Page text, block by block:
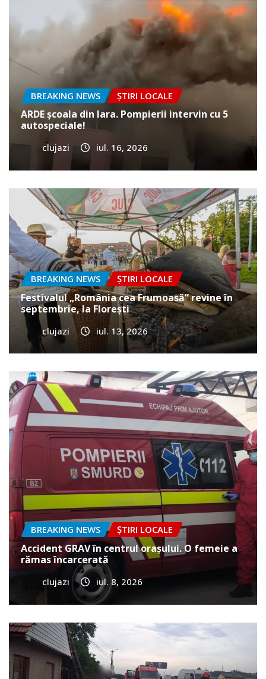
BREAKING NEWS ȘTIRI LOCALE
ARDE școala din Iara. Pompierii intervin cu 5
autospeciale!
clujazi iul. 16, 2026
BREAKING NEWS ȘTIRI LOCALE
Festivalul „România cea Frumoasă” revine în
septembrie, la Florești
clujazi iul. 13, 2026
BREAKING NEWS ȘTIRI LOCALE
Accident GRAV în centrul orașului. O femeie a
rămas încarcerată
clujazi iul. 8, 2026